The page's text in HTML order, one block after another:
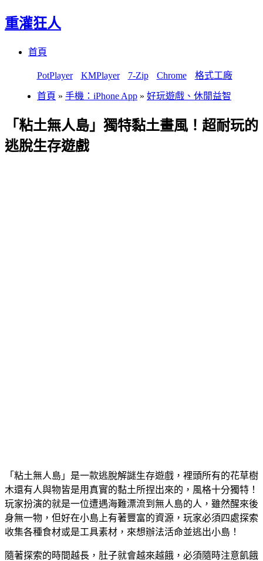
重灌狂人
首頁
PotPlayer KMPlayer 7-Zip Chrome 格式工廠
首頁 » 手機：iPhone App » 好玩遊戲、休閒益智
「粘土無人島」獨特黏土畫風！超耐玩的
逃脫生存遊戲
「粘土無人島」是一款逃脫解謎生存遊戲，裡頭所有的花草樹
木還有人與物皆是用真實的黏土所捏出來的，風格十分獨特！
玩家扮演的就是一位遭遇海難漂流到無人島的人，雖然醒來後
身無一物，但好在小島上有著豐富的資源，玩家必須四處探索
收集各種食材或是工具素材，來想辦法活命並逃出小島！
隨著探索的時間越長，肚子就會越來越餓，必須隨時注意飢餓